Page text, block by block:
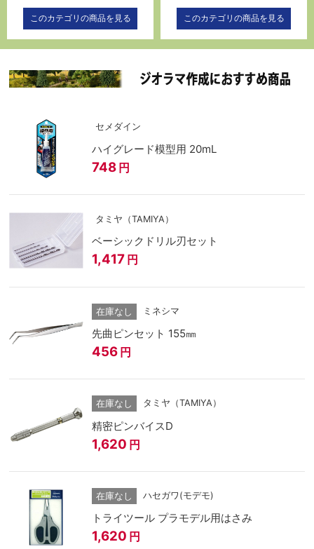
このカテゴリの商品を見る このカテゴリの商品を見る
セメダイン
ハイグレード模型用 20mL
748 円
タミヤ（TAMIYA）
ベーシックドリル刃セット
1,417 円
在庫なし ミネシマ
先曲ピンセット 155㎜
456 円
在庫なし タミヤ（TAMIYA）
精密ピンバイスD
1,620 円
在庫なし ハセガワ(モデモ)
トライツール プラモデル用はさみ
1,620 円